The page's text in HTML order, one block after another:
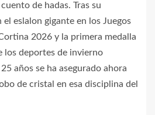
de hadas. Tras su
eslalon gigante en los Juegos
2026 y la primera medalla
los deportes de invierno
años se ha asegurado ahora
de cristal en esa disciplina del